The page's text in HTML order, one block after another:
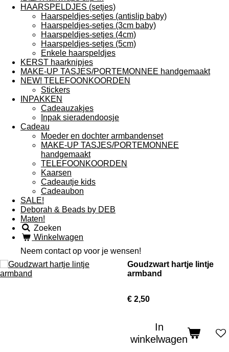
HAARSPELDJES (setjes)
Haarspeldjes-setjes (antislip baby)
Haarspeldjes-setjes (3cm baby)
Haarspeldjes-setjes (4cm)
Haarspeldjes-setjes (5cm)
Enkele haarspeldjes
KERST haarknipjes
MAKE-UP TASJES/PORTEMONNEE handgemaakt
NEW! TELEFOONKOORDEN
Stickers
INPAKKEN
Cadeauzakjes
Inpak sieradendoosje
Cadeau
Moeder en dochter armbandenset
MAKE-UP TASJES/PORTEMONNEE
handgemaakt
TELEFOONKOORDEN
Kaarsen
Cadeautje kids
Cadeaubon
SALE!
Deborah & Beads by DEB
Maten!
Zoeken
Winkelwagen
Neem contact op voor je wensen!
Goudzwart hartje lintje
armband
€ 2,50
In
winkelwagen